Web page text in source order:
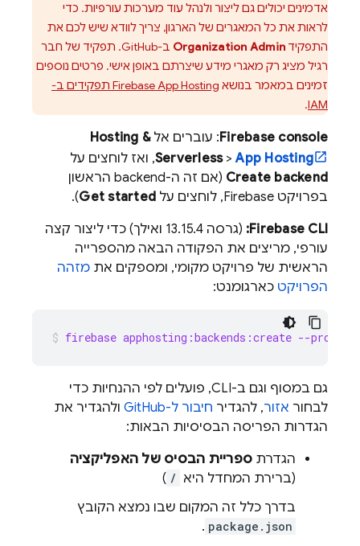
אדמינים יכולים גם ליצור ולנהל עוד מערכות עורפיות. כדי
לראות את כל המאגרים של הארגון, צריך לוודא שיש לכם את
התפקיד Organization Admin
ב-GitHub. תפקיד של חבר
רגיל מציג רק מאגרי מידע שיצרתם באופן אישי. פרטים נוספים
זמינים במאמר בנושא Firebase App Hosting תפקידים ב-
IAM
.
Firebase console : עוברים אלHosting &
Serverless>App Hosting
, ואז לוחצים על
Create backend
(אם זה ה-backend הראשון
בפרויקט Firebase, לוחצים על Get started
).
Firebase CLI:
(גרסה 13.15.4 ואילך) כדי ליצור קצה
עורפי, מריצים את הפקודה הבאה מהספרייה
הראשית של פרויקט מקומי, ומספקים את מזהה
הפרויקט כארגומנט:
firebase apphosting:backends:create --
גם במסוף וגם ב-CLI, פועלים לפי ההנחיות כדי
לבחור אזור, להגדיר חיבור ל-GitHub
ולהגדיר את
הגדרות הפריסה הבסיסיות הבאות:
הגדרת ספריית הבסיס של האפליקציה
(ברירת המחדל היא /
)
בדרך כלל זה המקום שבו נמצא הקובץ
package.json
.